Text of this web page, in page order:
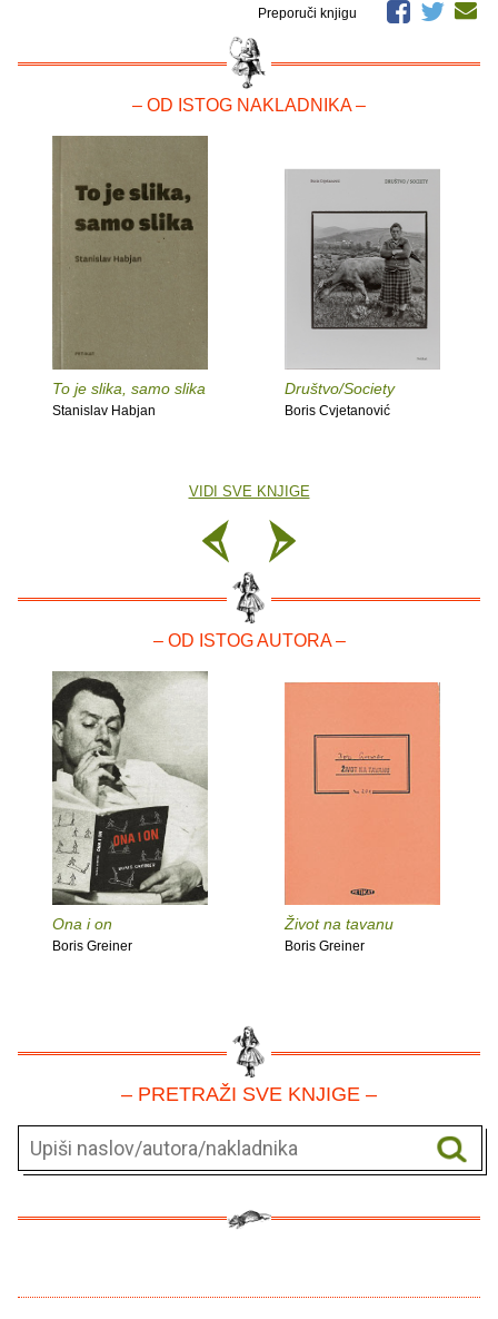
Preporuči knjigu
– OD ISTOG NAKLADNIKA –
To je slika, samo slika
Stanislav Habjan
Društvo/Society
Boris Cvjetanović
VIDI SVE KNJIGE
– OD ISTOG AUTORA –
Ona i on
Boris Greiner
Život na tavanu
Boris Greiner
– PRETRAŽI SVE KNJIGE –